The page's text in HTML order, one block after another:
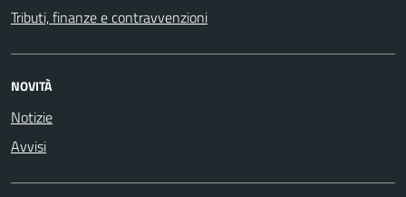
Tributi, finanze e contravvenzioni
NOVITÀ
Notizie
Avvisi